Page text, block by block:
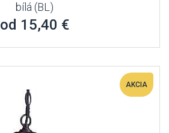
bílá (BL)
od 15,40 €
AKCIA